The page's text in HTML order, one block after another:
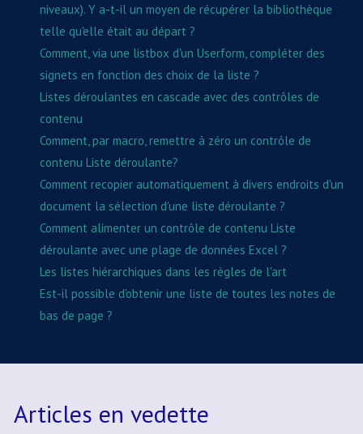
niveaux). Y a-t-il un moyen de récupérer la bibliothèque
telle qu'elle était au départ ?
Comment, via une listbox d'un Userform, compléter des
signets en fonction des choix de la liste ?
Listes déroulantes en cascade avec des contrôles de
contenu
Comment, par macro, remettre à zéro un contrôle de
contenu Liste déroulante?
Comment recopier automatiquement à divers endroits d'un
document la sélection d'une liste déroulante ?
Comment alimenter un contrôle de contenu Liste
déroulante avec une plage de données Excel ?
Les listes hiérarchiques dans les règles de l'art
Est-il possible d'obtenir une liste de toutes les notes de
bas de page ?
Articles en vedette